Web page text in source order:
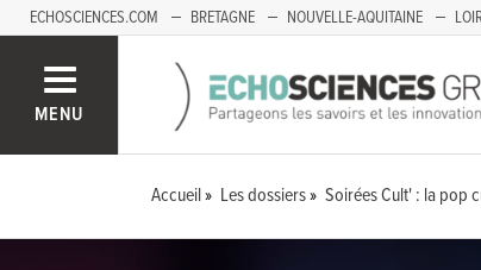
ECHOSCIENCES.COM BRETAGNE NOUVELLE-AQUITAINE
MENU
Accueil Les dossiers Soirées Cult' : la pop